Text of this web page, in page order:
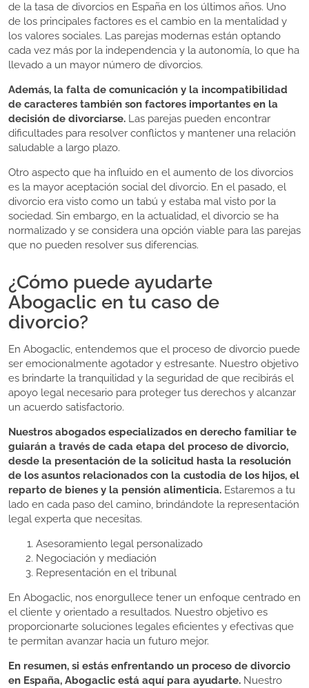
de la tasa de divorcios en España en los últimos años. Uno
de los principales factores es el cambio en la mentalidad y
los valores sociales. Las parejas modernas están optando
cada vez más por la independencia y la autonomía, lo que ha
llevado a un mayor número de divorcios.
Además, la falta de comunicación y la incompatibilidad
de caracteres también son factores importantes en la
decisión de divorciarse. Las parejas pueden encontrar
dificultades para resolver conflictos y mantener una relación
saludable a largo plazo.
Otro aspecto que ha influido en el aumento de los divorcios
es la mayor aceptación social del divorcio. En el pasado, el
divorcio era visto como un tabú y estaba mal visto por la
sociedad. Sin embargo, en la actualidad, el divorcio se ha
normalizado y se considera una opción viable para las parejas
que no pueden resolver sus diferencias.
¿Cómo puede ayudarte
Abogaclic en tu caso de
divorcio?
En Abogaclic, entendemos que el proceso de divorcio puede
ser emocionalmente agotador y estresante. Nuestro objetivo
es brindarte la tranquilidad y la seguridad de que recibirás el
apoyo legal necesario para proteger tus derechos y alcanzar
un acuerdo satisfactorio.
Nuestros abogados especializados en derecho familiar te
guiarán a través de cada etapa del proceso de divorcio,
desde la presentación de la solicitud hasta la resolución
de los asuntos relacionados con la custodia de los hijos, el
reparto de bienes y la pensión alimenticia. Estaremos a tu
lado en cada paso del camino, brindándote la representación
legal experta que necesitas.
Asesoramiento legal personalizado
Negociación y mediación
Representación en el tribunal
En Abogaclic, nos enorgullece tener un enfoque centrado en
el cliente y orientado a resultados. Nuestro objetivo es
proporcionarte soluciones legales eficientes y efectivas que
te permitan avanzar hacia un futuro mejor.
En resumen, si estás enfrentando un proceso de divorcio
en España, Abogaclic está aquí para ayudarte. Nuestro